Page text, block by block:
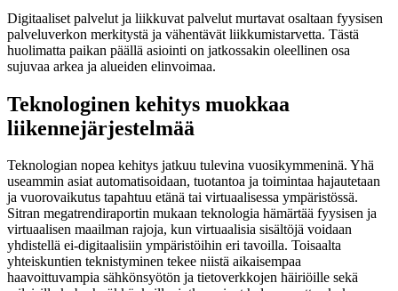
Digitaaliset palvelut ja liikkuvat palvelut murtavat osaltaan fyysisen
palveluverkon merkitystä ja vähentävät liikkumistarvetta. Tästä
huolimatta paikan päällä asiointi on jatkossakin oleellinen osa
sujuvaa arkea ja alueiden elinvoimaa.
Teknologinen kehitys muokkaa
liikennejärjestelmää
Teknologian nopea kehitys jatkuu tulevina vuosikymmeninä. Yhä
useammin asiat automatisoidaan, tuotantoa ja toimintaa hajautetaan
ja vuorovaikutus tapahtuu etänä tai virtuaalisessa ympäristössä.
Sitran megatrendiraportin mukaan teknologia hämärtää fyysisen ja
virtuaalisen maailman rajoja, kun virtuaalisia sisältöjä voidaan
yhdistellä ei-digitaalisiin ympäristöihin eri tavoilla. Toisaalta
yhteiskuntien teknistyminen tekee niistä aikaisempaa
haavoittuvampia sähkönsyötön ja tietoverkkojen häiriöille sekä